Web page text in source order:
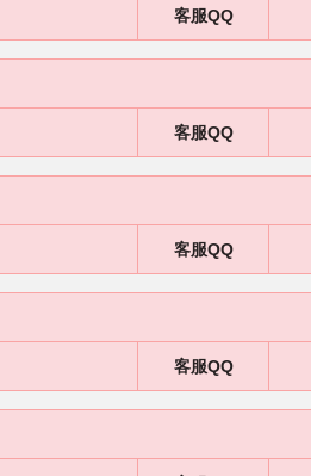
客服QQ
客服QQ
客服QQ
客服QQ